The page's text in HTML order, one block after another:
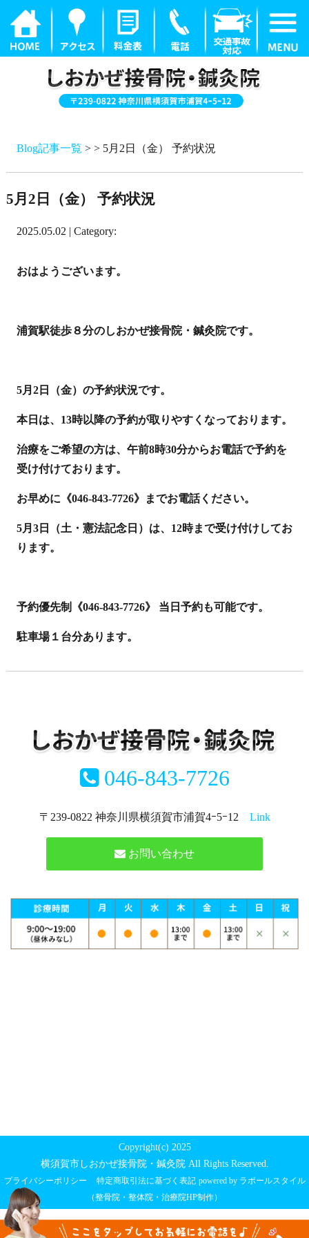
Blog記事一覧 > > 5月2日（金） 予約状況
5月2日（金） 予約状況
2025.05.02 | Category:
おはようございます。
浦賀駅徒歩８分のしおかぜ接骨院・鍼灸院です。
5月2日（金）の予約状況です。
本日は、13時以降の予約が取りやすくなっております。
治療をご希望の方は、午前8時30分からお電話で予約を
受け付けております。
お早めに《046-843-7726》までお電話ください。
5月3日（土・憲法記念日）は、12時まで受け付けしてお
ります。
予約優先制《046-843-7726》 当日予約も可能です。
駐車場１台分あります。
046-843-7726
〒239-0822 神奈川県横須賀市浦賀4ｰ5ｰ12 Link
お問い合わせ
Copyright(c) 2025
横須賀市しおかぜ接骨院・鍼灸院 All Rights Reserved.
プライバシーポリシー 特定商取引法に基づく表記 powered by ラポールスタイル
（整骨院・整体院・治療院HP制作）